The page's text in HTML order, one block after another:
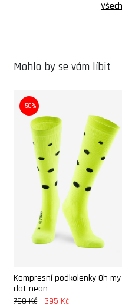
Mohlo by se vám líbit
-50%
Kompresní podkolenky Oh my
dot neon
790 Kč 395 Kč